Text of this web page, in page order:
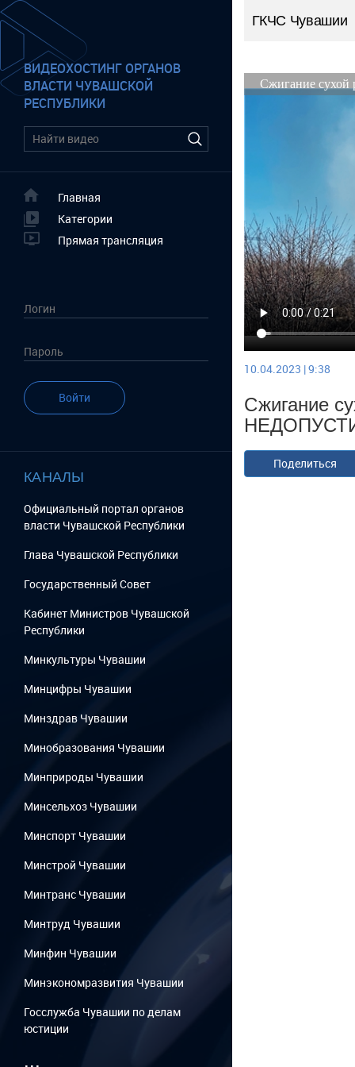
ВИДЕОХОСТИНГ ОРГАНОВ
ВЛАСТИ ЧУВАШСКОЙ
РЕСПУБЛИКИ
Главная
Категории
Прямая трансляция
Войти
КАНАЛЫ
Официальный портал органов
власти Чувашской Республики
Глава Чувашской Республики
Государственный Cовет
Кабинет Министров Чувашской
Республики
Минкультуры Чувашии
Минцифры Чувашии
Минздрав Чувашии
Минобразования Чувашии
Минприроды Чувашии
Минсельхоз Чувашии
Минспорт Чувашии
Минстрой Чувашии
Минтранс Чувашии
Минтруд Чувашии
Минфин Чувашии
Минэкономразвития Чувашии
Госслужба Чувашии по делам
юстиции
...
ГКЧС Чувашии
10.04.2023 | 9:38
Сжигание
Поделиться